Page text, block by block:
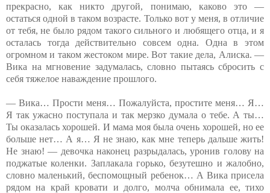
прекрасно, как никто другой, понимаю, каково это —
остаться одной в таком возрасте. Только вот у меня, в отличие
от тебя, не было рядом такого сильного и любящего отца, и я
осталась тогда действительно совсем одна. Одна в этом
огромном и таком жестоком мире. Вот такие дела, Алиска. —
Вика на мгновение задумалась, словно пытаясь сбросить с
себя тяжелое наваждение прошлого.
— Вика… Прости меня… Пожалуйста, простите меня… Я…
Я так ужасно поступала и так мерзко думала о тебе. А ты…
Ты оказалась хорошей. И мама моя была очень хорошей, но ее
больше нет… А я… Я не знаю, как мне теперь дальше жить!
Не знаю! — девочка наконец разрыдалась, уронив голову на
поджатые коленки. Заплакала горько, безутешно и жалобно,
словно маленький, беспомощный ребенок… А Вика присела
рядом на край кровати и долго, молча обнимала ее, тихо